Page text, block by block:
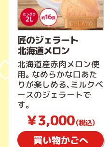
匠のジェラート
北海道メロン
北海道産赤肉メロン使
用。なめらかな口あた
りが楽しめる、ミルクベ
ースのジェラートで
す。
￥3,000（税込）
買い物かごへ